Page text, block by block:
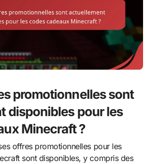
promotionnelles sont
disponibles pour les
Minecraft ?
offres promotionnelles pour les
sont disponibles, y compris des